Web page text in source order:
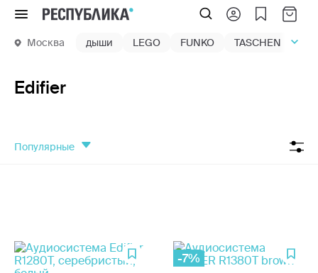
Меню
Москва дыши LEGO FUNKO TASCHEN
Edifier
популярные
-7%